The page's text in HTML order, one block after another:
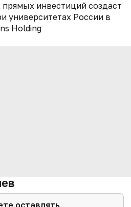
инвестиций создаст
университетах России в
Holding